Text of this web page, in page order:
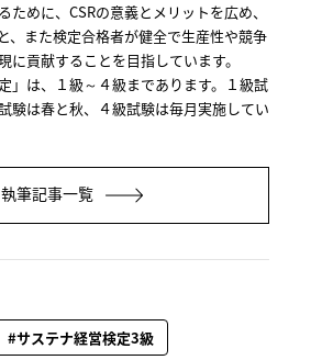
ために、CSRの意義とメリットを広め、
、また検定合格者が健全で生産性や競争
に貢献することを目指しています。
」は、１級～４級まであります。１級試
験は春と秋、４級試験は毎月実施してい
執筆記事一覧
#サステナ経営検定3級